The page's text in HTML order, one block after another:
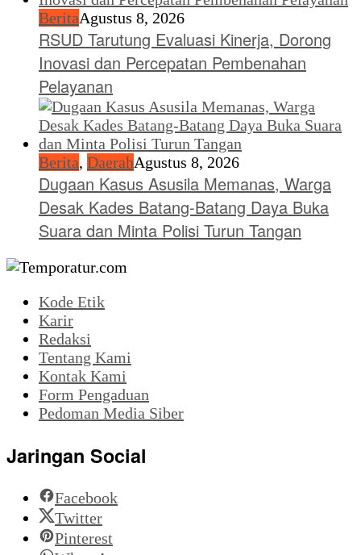
BeritaAgustus 8, 2026
RSUD Tarutung Evaluasi Kinerja, Dorong
Inovasi dan Percepatan Pembenahan
Pelayanan
Berita, DaerahAgustus 8, 2026
Dugaan Kasus Asusila Memanas, Warga
Desak Kades Batang-Batang Daya Buka
Suara dan Minta Polisi Turun Tangan
Kode Etik
Karir
Redaksi
Tentang Kami
Kontak Kami
Form Pengaduan
Pedoman Media Siber
Jaringan Social
Facebook
Twitter
Pinterest